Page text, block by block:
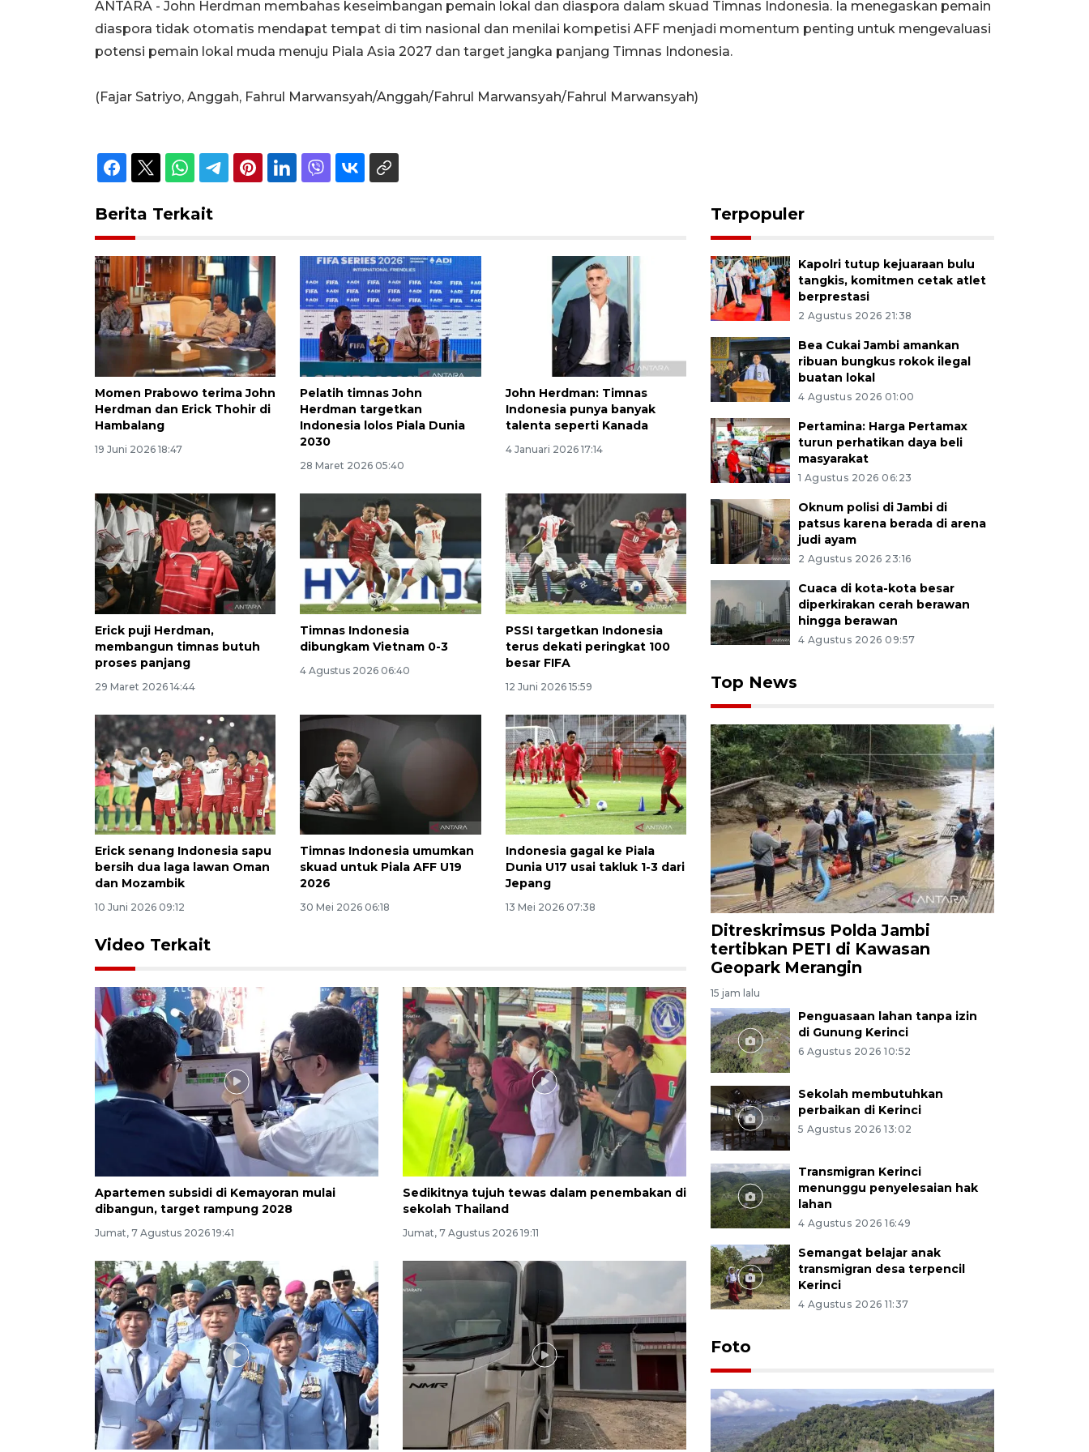
ANTARA - John Herdman membahas keseimbangan pemain lokal dan diaspora dalam skuad Timnas Indonesia. Ia menegaskan pemain
diaspora tidak otomatis mendapat tempat di tim nasional dan menilai kompetisi AFF menjadi momentum penting untuk mengevaluasi
potensi pemain lokal muda menuju Piala Asia 2027 dan target jangka panjang Timnas Indonesia.
(Fajar Satriyo, Anggah, Fahrul Marwansyah/Anggah/Fahrul Marwansyah/Fahrul Marwansyah)
Berita Terkait
Momen Prabowo terima John
Herdman dan Erick Thohir di
Hambalang
19 Juni 2026 18:47
Pelatih timnas John
Herdman targetkan
Indonesia lolos Piala Dunia
2030
28 Maret 2026 05:40
John Herdman: Timnas
Indonesia punya banyak
talenta seperti Kanada
4 Januari 2026 17:14
Erick puji Herdman,
membangun timnas butuh
proses panjang
29 Maret 2026 14:44
Timnas Indonesia
dibungkam Vietnam 0-3
4 Agustus 2026 06:40
PSSI targetkan Indonesia
terus dekati peringkat 100
besar FIFA
12 Juni 2026 15:59
Erick senang Indonesia sapu
bersih dua laga lawan Oman
dan Mozambik
10 Juni 2026 09:12
Timnas Indonesia umumkan
skuad untuk Piala AFF U19
2026
30 Mei 2026 06:18
Indonesia gagal ke Piala
Dunia U17 usai takluk 1-3 dari
Jepang
13 Mei 2026 07:38
Video Terkait
Apartemen subsidi di Kemayoran mulai
dibangun, target rampung 2028
Jumat, 7 Agustus 2026 19:41
Sedikitnya tujuh tewas dalam penembakan di
sekolah Thailand
Jumat, 7 Agustus 2026 19:11
Terpopuler
Kapolri tutup kejuaraan bulu
tangkis, komitmen cetak atlet
berprestasi
2 Agustus 2026 21:38
Bea Cukai Jambi amankan
ribuan bungkus rokok ilegal
buatan lokal
4 Agustus 2026 01:00
Pertamina: Harga Pertamax
turun perhatikan daya beli
masyarakat
1 Agustus 2026 06:23
Oknum polisi di Jambi di
patsus karena berada di arena
judi ayam
2 Agustus 2026 23:16
Cuaca di kota-kota besar
diperkirakan cerah berawan
hingga berawan
4 Agustus 2026 09:57
Top News
Ditreskrimsus Polda Jambi
tertibkan PETI di Kawasan
Geopark Merangin
15 jam lalu
Penguasaan lahan tanpa izin
di Gunung Kerinci
6 Agustus 2026 10:52
Sekolah membutuhkan
perbaikan di Kerinci
5 Agustus 2026 13:02
Transmigran Kerinci
menunggu penyelesaian hak
lahan
4 Agustus 2026 16:49
Semangat belajar anak
transmigran desa terpencil
Kerinci
4 Agustus 2026 11:37
Foto